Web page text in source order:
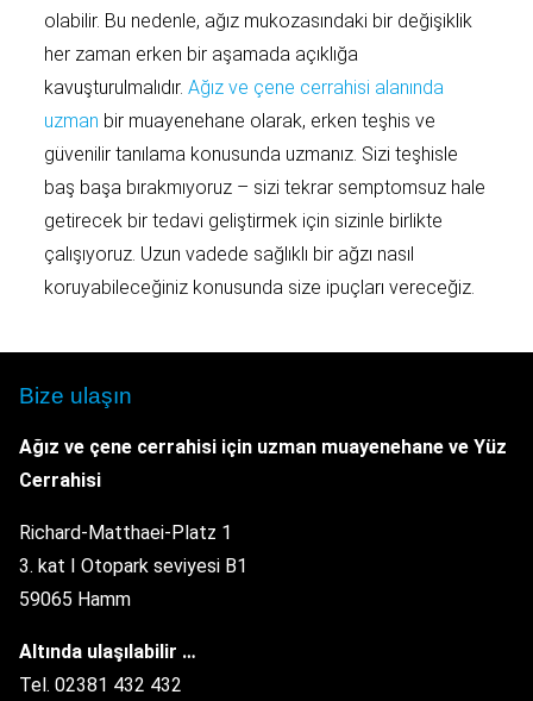
olabilir. Bu nedenle, ağız mukozasındaki bir değişiklik
her zaman erken bir aşamada açıklığa
kavuşturulmalıdır. Ağız ve çene cerrahisi alanında
uzman bir muayenehane olarak, erken teşhis ve
güvenilir tanılama konusunda uzmanız. Sizi teşhisle
baş başa bırakmıyoruz – sizi tekrar semptomsuz hale
getirecek bir tedavi geliştirmek için sizinle birlikte
çalışıyoruz. Uzun vadede sağlıklı bir ağzı nasıl
koruyabileceğiniz konusunda size ipuçları vereceğiz.
Bize ulaşın
Ağız ve çene cerrahisi için uzman muayenehane ve Yüz
Cerrahisi
Richard-Matthaei-Platz 1
3. kat I Otopark seviyesi B1
59065 Hamm
Altında ulaşılabilir …
Tel. 02381 432 432